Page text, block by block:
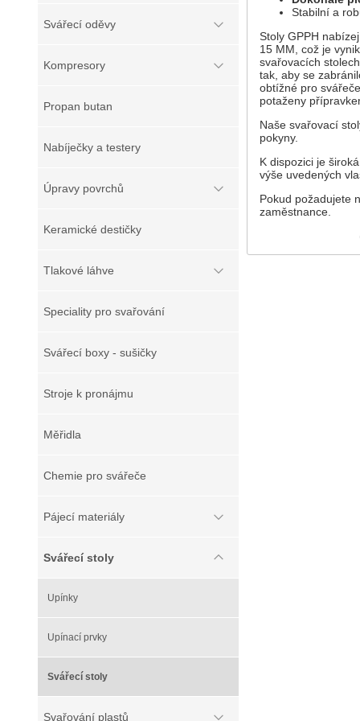
Svářecí oděvy
Kompresory
Propan butan
Nabíječky a testery
Úpravy povrchů
Keramické destičky
Tlakové láhve
Speciality pro svařování
Svářecí boxy - sušičky
Stroje k pronájmu
Měřidla
Chemie pro svářeče
Pájecí materiály
Svářecí stoly
Upínky
Upínací prvky
Svářecí stoly
Svařování plastů
Stabilní a
Stoly GPPH
15 MM, což je
svařovacích
tak, aby se
obtížné pro
potaženy
Naše svařovací
pokyny.
K dispozici je
výše uvedených
Pokud požadujete
zaměstnance.